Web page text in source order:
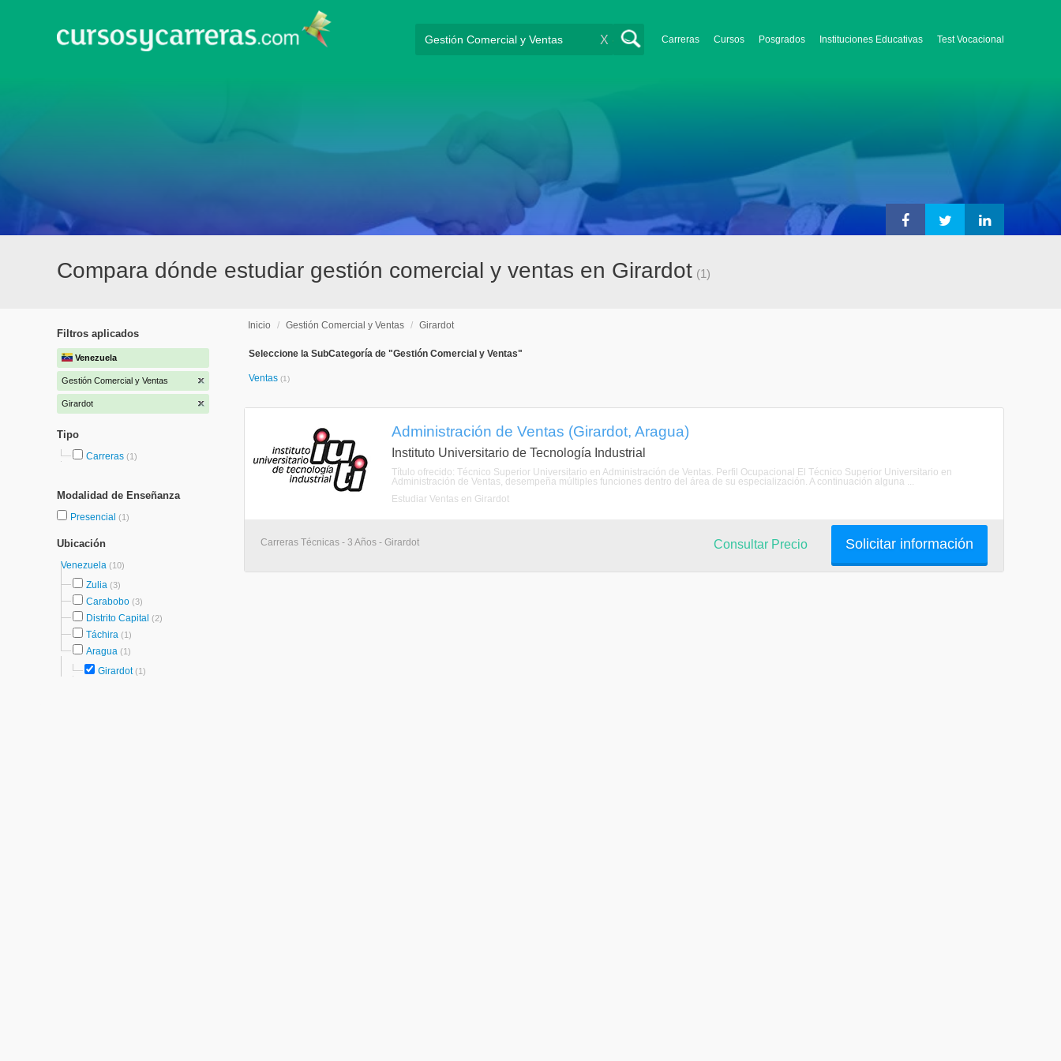
Carreras Cursos Posgrados Instituciones Educativas Test Vocacional
X
Compara dónde estudiar gestión comercial y ventas en Girardot (1)
Filtros aplicados
Venezuela
Gestión Comercial y Ventas
Girardot
Tipo
Carreras (1)
Modalidad de Enseñanza
Presencial (1)
Ubicación
Venezuela (10)
Zulia (3)
Carabobo (3)
Distrito Capital (2)
Táchira (1)
Aragua (1)
Girardot(1)
Inicio / Gestión Comercial y Ventas / Girardot
Seleccione la SubCategoría de "Gestión Comercial y Ventas"
Ventas (1)
Administración de Ventas (Girardot, Aragua)
Instituto Universitario de Tecnología Industrial
Título ofrecido: Técnico Superior Universitario en Administración de Ventas. Perfil Ocupacional El Técnico Superior Universitario en
Administración de Ventas, desempeña múltiples funciones dentro del área de su especialización. A continuación alguna ...
Estudiar Ventas en Girardot
Carreras Técnicas - 3 Años - Girardot Solicitar información
Consultar Precio